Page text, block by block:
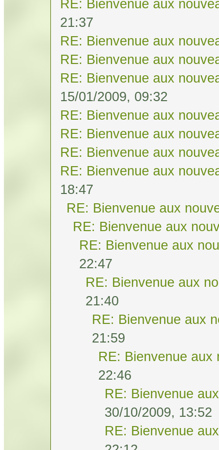
RE: Bienvenue aux
21:37
RE: Bienvenue aux
RE: Bienvenue aux
RE: Bienvenue aux
15/01/2009, 09:32
RE: Bienvenue aux
RE: Bienvenue aux
RE: Bienvenue aux
RE: Bienvenue aux
18:47
RE: Bienvenue aux
RE: Bienvenue aux
RE: Bienvenue aux
22:47
RE: Bienvenue aux
21:40
RE: Bienvenue aux
21:59
RE: Bienvenue aux
22:46
RE: Bienvenue
30/10/2009, 13:52
RE: Bienvenue